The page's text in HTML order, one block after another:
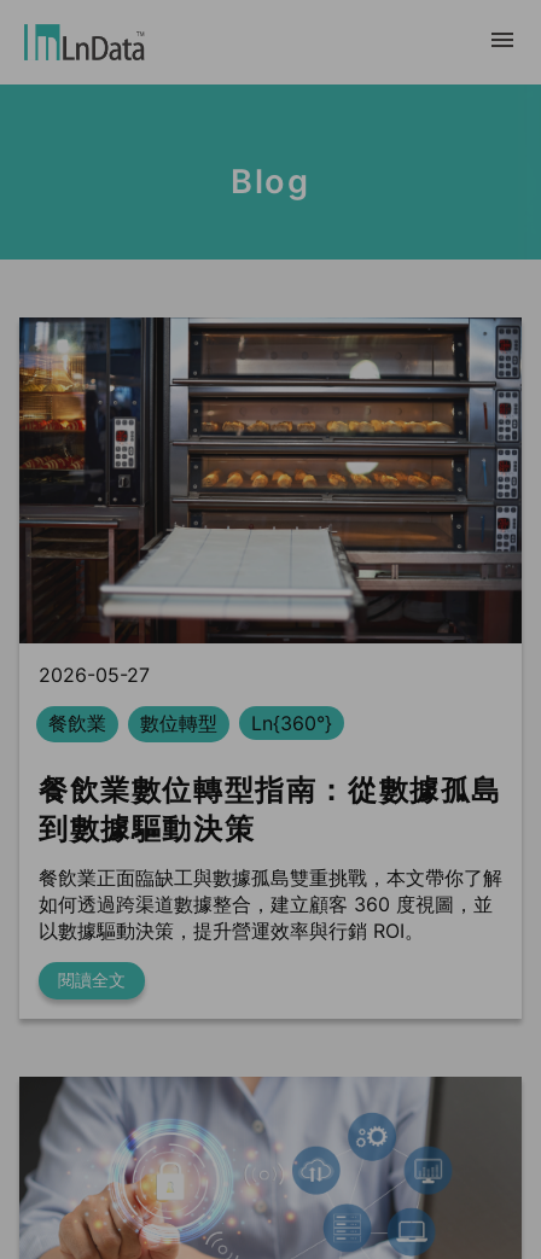
Nhân tài & Văn hóa
Đối tácCarbon
tiếp thị dữ liệu
Thị trường dữ liệu
Ln{360°}
Insighta{360°}
BLS
trung tâm dữ liệu
Phòng sạch dữ liệu
Blog
Trường Hợp Khách Hàng
Báo Cáo & Sách Trắng
Sự Kiện & Hội Thảo Trực Tuyến
繁體中文
English
Tiếng Việt
Blog
2026-05-27
餐飲業
數位轉型 Ln{360°}
餐飲業數位轉型指南：從數據孤島
到數據驅動決策
餐飲業正面臨缺工與數據孤島雙重挑戰，本文帶你了解
如何透過跨渠道數據整合，建立顧客 360 度視圖，並
以數據驅動決策，提升營運效率與行銷 ROI。
閱讀全文